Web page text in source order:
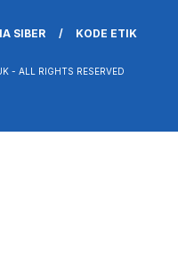
SIBER KODE ETIK
- ALL RIGHTS RESERVED